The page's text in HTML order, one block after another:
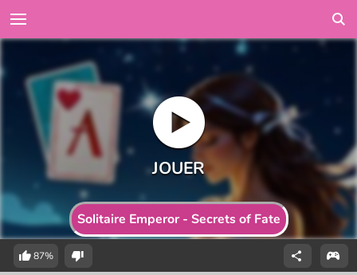
Solitaire Emperor - Secrets of Fate
87%